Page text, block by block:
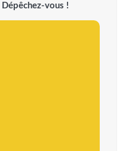
Dépêchez-vous !